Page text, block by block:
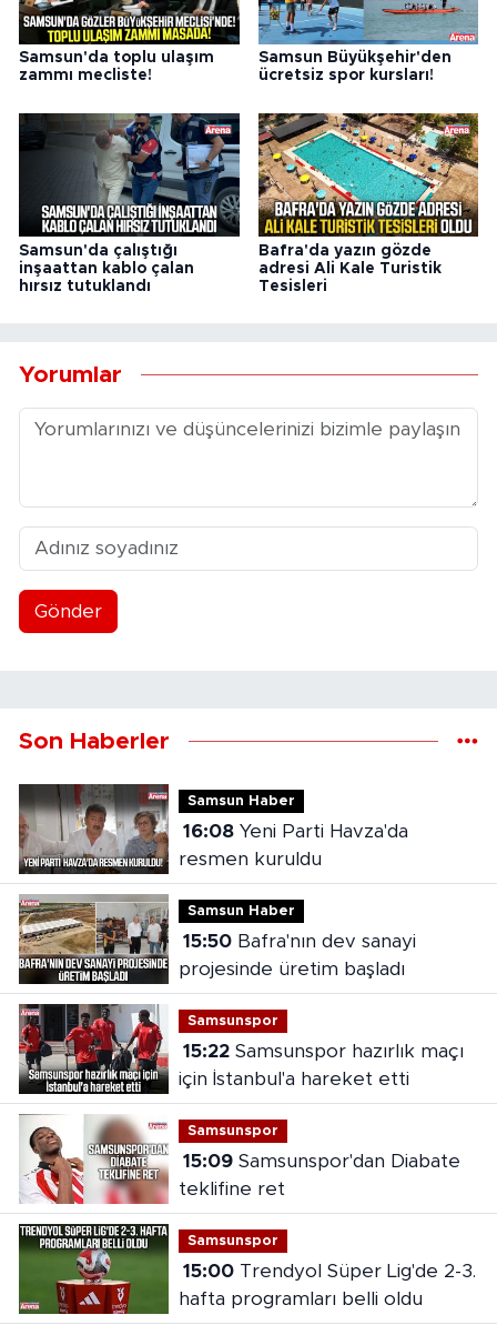
Samsun'da toplu ulaşım
zammı mecliste!
Samsun Büyükşehir'den
ücretsiz spor kursları!
Samsun'da çalıştığı
inşaattan kablo çalan
hırsız tutuklandı
Bafra'da yazın gözde
adresi Ali Kale Turistik
Tesisleri
Yorumlar
Gönder
Son Haberler
Samsun Haber
16:08Yeni Parti Havza'da
resmen kuruldu
Samsun Haber
15:50Bafra'nın dev sanayi
projesinde üretim başladı
Samsunspor
15:22Samsunspor hazırlık maçı
için İstanbul'a hareket etti
Samsunspor
15:09Samsunspor'dan Diabate
teklifine ret
Samsunspor
15:00Trendyol Süper Lig'de 2-3.
hafta programları belli oldu